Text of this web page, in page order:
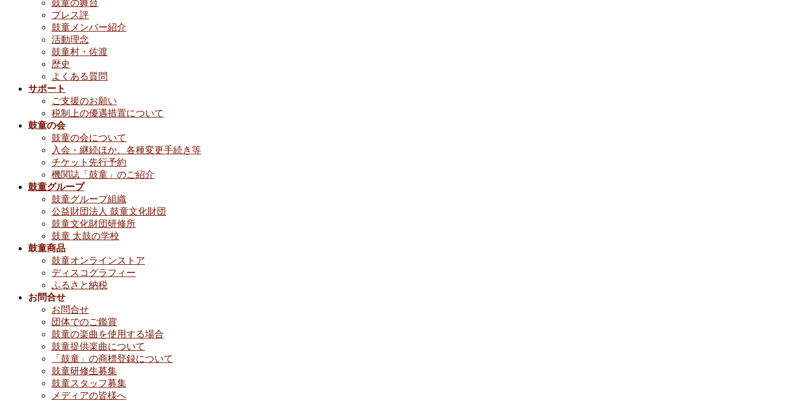
鼓童の舞台
プレス評
鼓童メンバー紹介
活動理念
鼓童村・佐渡
歴史
よくある質問
サポート
ご支援のお願い
税制上の優遇措置について
鼓童の会
鼓童の会について
入会・継続ほか、各種変更手続き等
チケット先行予約
機関誌「鼓童」のご紹介
鼓童グループ
鼓童グループ組織
公益財団法人 鼓童文化財団
鼓童文化財団研修所
鼓童 太鼓の学校
鼓童商品
鼓童オンラインストア
ディスコグラフィー
ふるさと納税
お問合せ
お問合せ
団体でのご鑑賞
鼓童の楽曲を使用する場合
鼓童提供楽曲について
「鼓童」の商標登録について
鼓童研修生募集
鼓童スタッフ募集
メディアの皆様へ